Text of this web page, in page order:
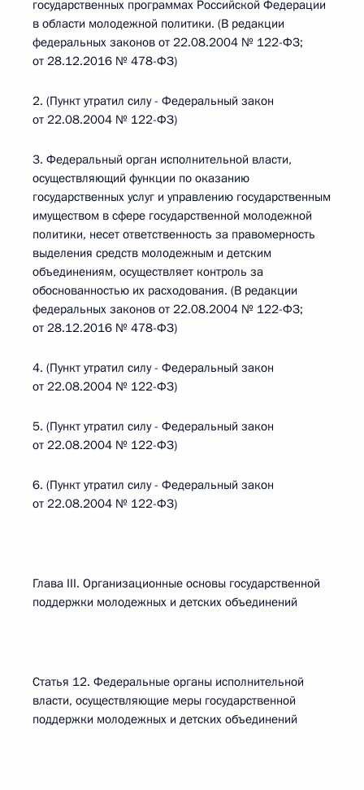
государственных программах Российской Федерации
в области молодежной политики. (В редакции
федеральных законов от 22.08.2004 № 122-ФЗ;
от 28.12.2016 № 478-ФЗ)
2. (Пункт утратил силу - Федеральный закон
от 22.08.2004 № 122-ФЗ)
3. Федеральный орган исполнительной власти,
осуществляющий функции по оказанию
государственных услуг и управлению государственным
имуществом в сфере государственной молодежной
политики, несет ответственность за правомерность
выделения средств молодежным и детским
объединениям, осуществляет контроль за
обоснованностью их расходования. (В редакции
федеральных законов от 22.08.2004 № 122-ФЗ;
от 28.12.2016 № 478-ФЗ)
4. (Пункт утратил силу - Федеральный закон
от 22.08.2004 № 122-ФЗ)
5. (Пункт утратил силу - Федеральный закон
от 22.08.2004 № 122-ФЗ)
6. (Пункт утратил силу - Федеральный закон
от 22.08.2004 № 122-ФЗ)
Глава III. Организационные основы государственной
поддержки молодежных и детских объединений
Статья 12. Федеральные органы исполнительной
власти, осуществляющие меры государственной
поддержки молодежных и детских объединений